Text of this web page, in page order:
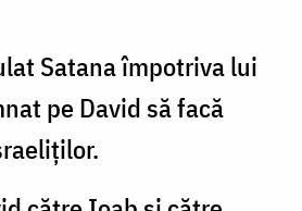
Satana împotriva lui
pe David să facă